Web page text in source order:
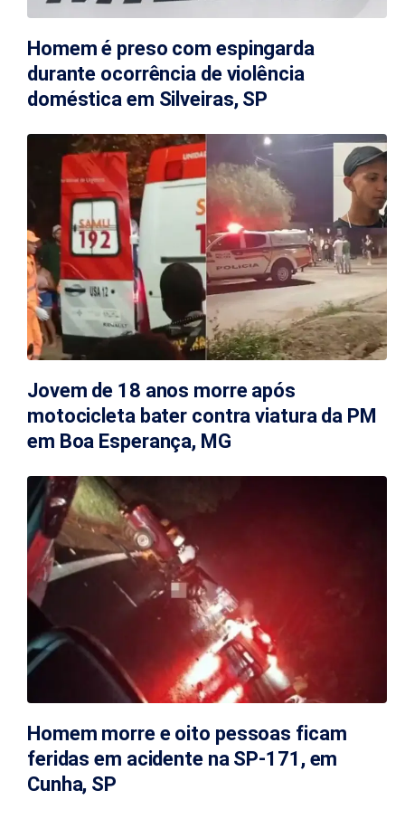
Homem é preso com espingarda
durante ocorrência de violência
doméstica em Silveiras, SP
Jovem de 18 anos morre após
motocicleta bater contra viatura da PM
em Boa Esperança, MG
Homem morre e oito pessoas ficam
feridas em acidente na SP-171, em
Cunha, SP